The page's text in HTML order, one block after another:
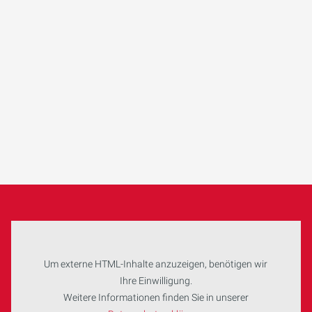
Um externe HTML-Inhalte anzuzeigen, benötigen wir
Ihre Einwilligung.
Weitere Informationen finden Sie in unserer